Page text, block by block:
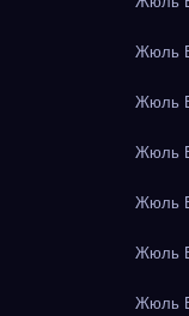
Жюль
Жюль
Жюль
Жюль
Жюль
Жюль